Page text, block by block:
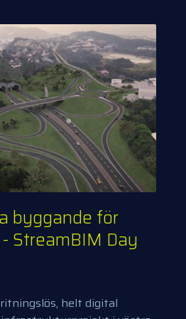
byggande för
StreamBIM Day
helt digital